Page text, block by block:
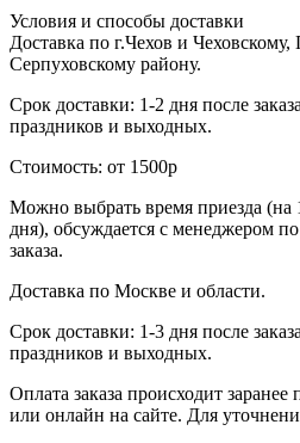
Условия и способы доставки
Доставка по г.Чехов и Чеховскому,
Серпуховскому району.
Срок доставки: 1-2 дня после
праздников и выходных.
Стоимость: от 1500р
Можно выбрать время приезда
дня), обсуждается с менеджером
заказа.
Доставка по Москве и области.
Срок доставки: 1-3 дня после
праздников и выходных.
Оплата заказа происходит
или онлайн на сайте. Для